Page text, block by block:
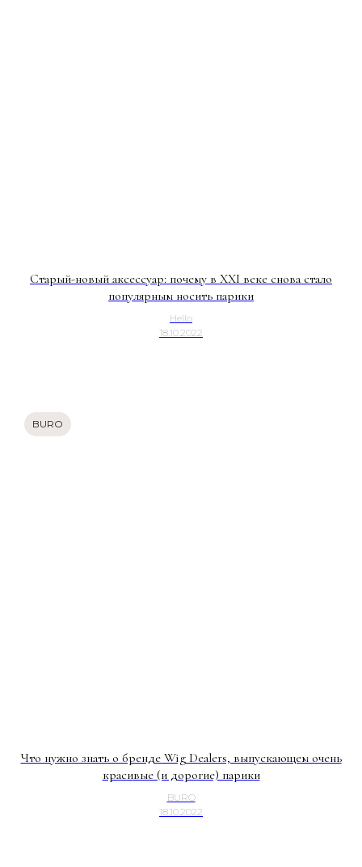
Старый-новый аксессуар: почему в XXI веке снова стало
популярным носить парики
Hello
18.10.2022
BURO
Что нужно знать о бренде Wig Dealers, выпускающем очень
красивые (и дорогие) парики
BURO
18.10.2022